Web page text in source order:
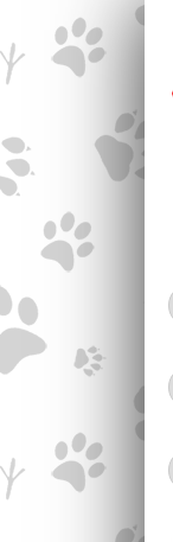
Перейти к